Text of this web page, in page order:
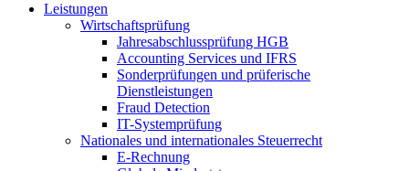
Leistungen
Wirtschaftsprüfung
Jahresabschlussprüfung HGB
Accounting Services und IFRS
Sonderprüfungen und prüferische
Dienstleistungen
Fraud Detection
IT-Systemprüfung
Nationales und internationales Steuerrecht
E-Rechnung